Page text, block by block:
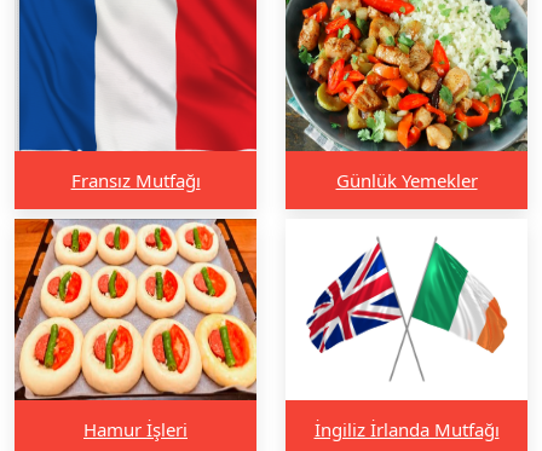
Fransız Mutfağı Günlük Yemekler
Hamur İşleri İngiliz İrlanda Mutfağı